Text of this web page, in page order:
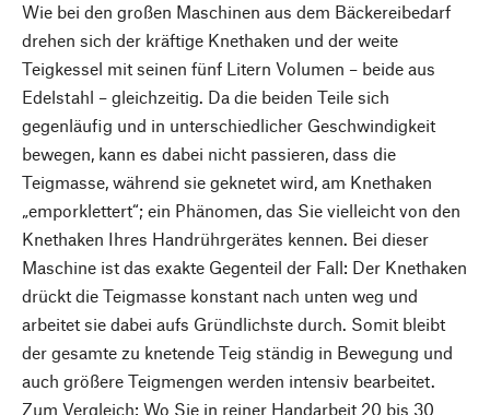
Wie bei den großen Maschinen aus dem Bäckereibedarf
drehen sich der kräftige Knethaken und der weite
Teigkessel mit seinen fünf Litern Volumen – beide aus
Edelstahl – gleichzeitig. Da die beiden Teile sich
gegenläufig und in unterschiedlicher Geschwindigkeit
bewegen, kann es dabei nicht passieren, dass die
Teigmasse, während sie geknetet wird, am Knethaken
„emporklettert“; ein Phänomen, das Sie vielleicht von den
Knethaken Ihres Handrührgerätes kennen. Bei dieser
Maschine ist das exakte Gegenteil der Fall: Der Knethaken
drückt die Teigmasse konstant nach unten weg und
arbeitet sie dabei aufs Gründlichste durch. Somit bleibt
der gesamte zu knetende Teig ständig in Bewegung und
auch größere Teigmengen werden intensiv bearbeitet.
Zum Vergleich: Wo Sie in reiner Handarbeit 20 bis 30